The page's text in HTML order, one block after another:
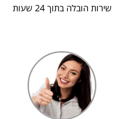
שירות הובלה בתוך 24 שעות